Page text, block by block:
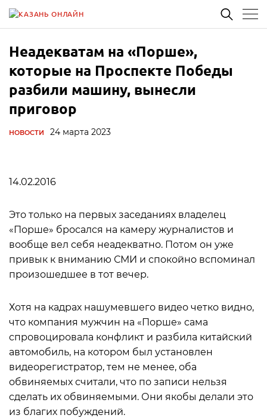
Неадекватам на «Порше»,
которые на Проспекте Победы
разбили машину, вынесли
приговор
НОВОСТИ 24 марта 2023
14.02.2016
Это только на первых заседаниях владелец
«Порше» бросался на камеру журналистов и
вообще вел себя неадекватно. Потом он уже
привык к вниманию СМИ и спокойно вспоминал
произошедшее в тот вечер.
Хотя на кадрах нашумевшего видео четко видно,
что компания мужчин на «Порше» сама
спровоцировала конфликт и разбила китайский
автомобиль, на котором был установлен
видеорегистратор, тем не менее, оба
обвиняемых считали, что по записи нельзя
сделать их обвиняемыми. Они якобы делали это
из благих побуждений.